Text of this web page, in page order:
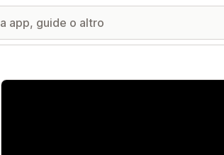
Galleria immagini in evidenza